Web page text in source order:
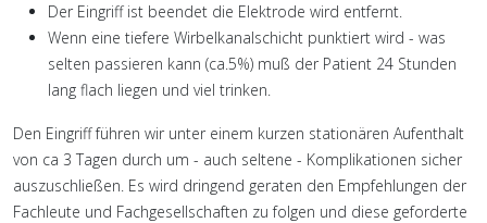
Der Eingriff ist beendet die Elektrode wird entfernt.
Wenn eine tiefere Wirbelkanalschicht punktiert wird - was
selten passieren kann (ca.5%) muß der Patient 24 Stunden
lang flach liegen und viel trinken.
Den Eingriff führen wir unter einem kurzen stationären Aufenthalt
von ca 3 Tagen durch um - auch seltene - Komplikationen sicher
auszuschließen. Es wird dringend geraten den Empfehlungen der
Fachleute und Fachgesellschaften zu folgen und diese geforderte